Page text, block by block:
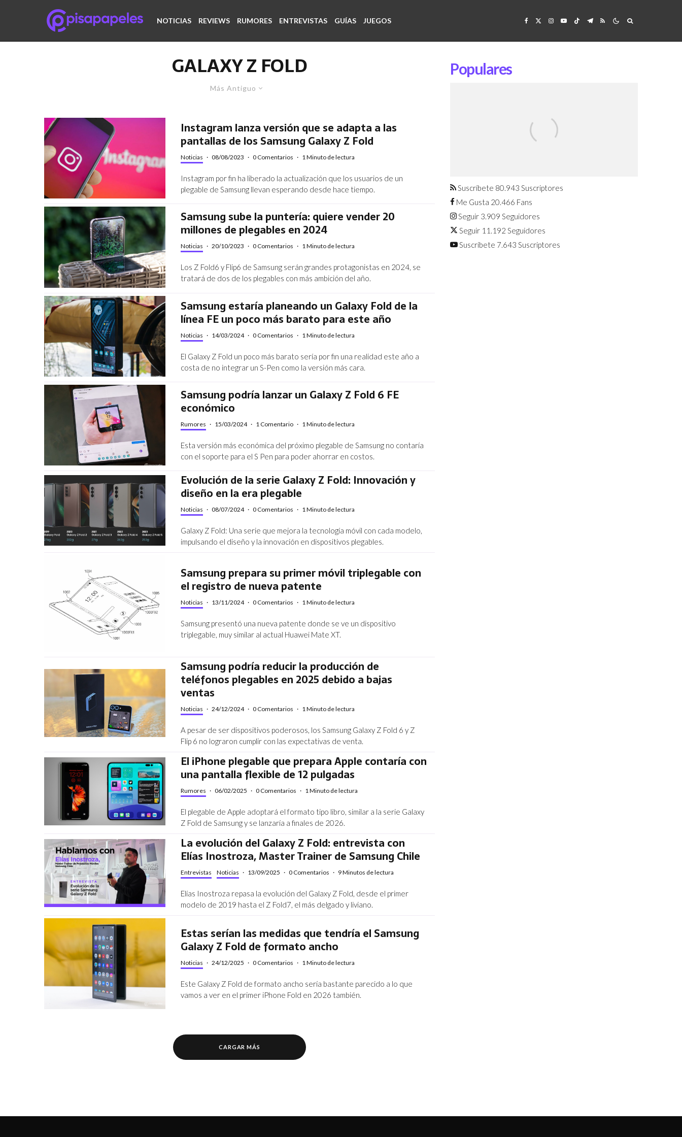
NOTICIAS REVIEWS RUMORES ENTREVISTAS GUÍAS JUEGOS
GALAXY Z FOLD
Más Antiguo
Instagram lanza versión que se adapta a las
pantallas de los Samsung Galaxy Z Fold
Noticias · 08/08/2023 · 0 Comentarios · 1 Minuto de lectura
Instagram por fin ha liberado la actualización que los usuarios de un
plegable de Samsung llevan esperando desde hace tiempo.
Samsung sube la puntería: quiere vender 20
millones de plegables en 2024
Noticias · 20/10/2023 · 0 Comentarios · 1 Minuto de lectura
Los Z Fold6 y Flip6 de Samsung serán grandes protagonistas en 2024, se
tratará de dos de los plegables con más ambición del año.
Samsung estaría planeando un Galaxy Fold de la
línea FE un poco más barato para este año
Noticias · 14/03/2024 · 0 Comentarios · 1 Minuto de lectura
El Galaxy Z Fold un poco más barato sería por fin una realidad este año a
costa de no integrar un S-Pen como la versión más cara.
Samsung podría lanzar un Galaxy Z Fold 6 FE
económico
Rumores · 15/03/2024 · 1 Comentario · 1 Minuto de lectura
Esta versión más económica del próximo plegable de Samsung no contaría
con el soporte para el S Pen para poder ahorrar en costos.
Evolución de la serie Galaxy Z Fold: Innovación y
diseño en la era plegable
Noticias · 08/07/2024 · 0 Comentarios · 1 Minuto de lectura
Galaxy Z Fold: Una serie que mejora la tecnología móvil con cada modelo,
impulsando el diseño y la innovación en dispositivos plegables.
Samsung prepara su primer móvil triplegable con
el registro de nueva patente
Noticias · 13/11/2024 · 0 Comentarios · 1 Minuto de lectura
Samsung presentó una nueva patente donde se ve un dispositivo
triplegable, muy similar al actual Huawei Mate XT.
Samsung podría reducir la producción de
teléfonos plegables en 2025 debido a bajas
ventas
Noticias · 24/12/2024 · 0 Comentarios · 1 Minuto de lectura
A pesar de ser dispositivos poderosos, los Samsung Galaxy Z Fold 6 y Z
Flip 6 no lograron cumplir con las expectativas de venta.
El iPhone plegable que prepara Apple contaría con
una pantalla flexible de 12 pulgadas
Rumores · 06/02/2025 · 0 Comentarios · 1 Minuto de lectura
El plegable de Apple adoptará el formato tipo libro, similar a la serie Galaxy
Z Fold de Samsung y se lanzaría a finales de 2026.
La evolución del Galaxy Z Fold: entrevista con
Elías Inostroza, Master Trainer de Samsung Chile
Entrevistas Noticias · 13/09/2025 · 0 Comentarios · 9 Minutos de lectura
Elías Inostroza repasa la evolución del Galaxy Z Fold, desde el primer
modelo de 2019 hasta el Z Fold7, el más delgado y liviano.
Estas serían las medidas que tendría el Samsung
Galaxy Z Fold de formato ancho
Noticias · 24/12/2025 · 0 Comentarios · 1 Minuto de lectura
Este Galaxy Z Fold de formato ancho sería bastante parecido a lo que
vamos a ver en el primer iPhone Fold en 2026 también.
CARGAR MÁS
Populares
agosto
Suscríbete 80.943 Suscriptores
Me Gusta 20.466 Fans
Seguir 3.909 Seguidores
Seguir 11.192 Seguidores
Suscríbete 7.643 Suscriptores